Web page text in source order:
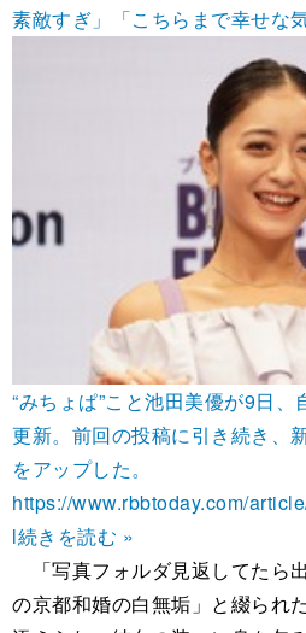
素敵すぎ」「こちらまで幸せな
“みちょぱ”こと池田美優が9日
更新。前回の投稿に引き続き、
をアップした。
https://www.rbbtoday.com/
l続きを読む »
「写真フォルダ見返してたら
の京都和婚の白無垢」と綴られ